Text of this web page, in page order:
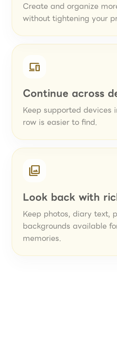
Create and organize
without tightening your
devices
Continue across
Keep supported devices
row is easier to find.
photo_library
Look back with
Keep photos, diary text,
backgrounds available
memories.